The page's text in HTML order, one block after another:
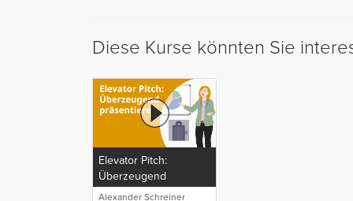
Diese Kurse könnten Sie
Elevator Pitch:
Überzeugend
präsentieren
Alexander Schreiner